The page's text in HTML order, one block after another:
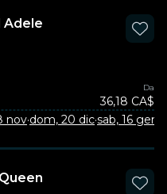
Adele
Da
36,18 CA$
nov·dom, 20 dic·sab, 16 gen